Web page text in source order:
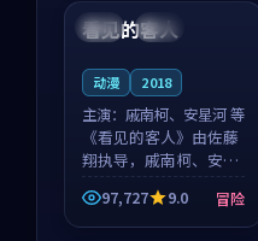
泰国 完结
看见的客人
动漫 2018
主演： 戚南柯、安星河 等
《看见的客人》由佐藤
翔执导，戚南柯、安星
河领衔主演，是一部
2018年上映的泰国冒险
动漫。影片以海岸抒情
97,727 9.0 冒险